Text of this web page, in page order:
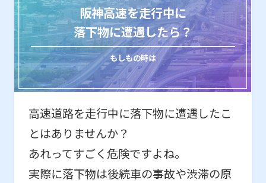
阪神高速を走行中に
落下物に遭遇したら？
もしもの時は
高速道路を走行中に落下物に遭遇したこ
とはありませんか？
あれってすごく危険ですよね。
実際に落下物は後続車の事故や渋滞の原